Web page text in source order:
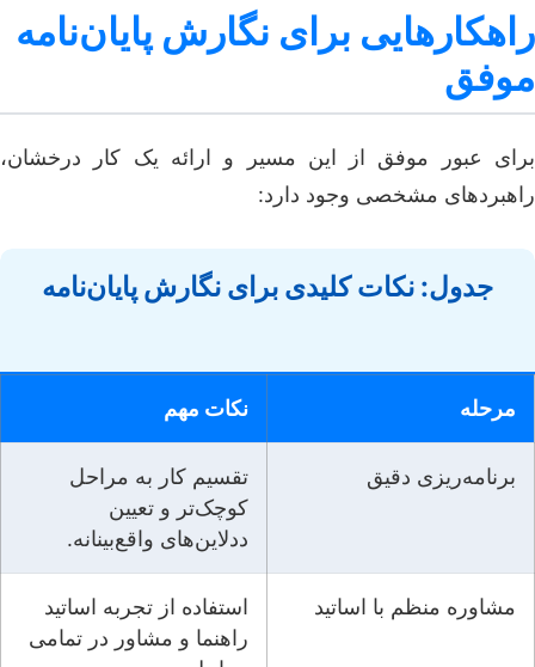
راهکارهایی برای نگارش پایان‌نامه
موفق
برای عبور موفق از این مسیر و ارائه یک کار درخشان،
راهبردهای مشخصی وجود دارد:
جدول: نکات کلیدی برای نگارش پایان‌نامه
مرحله نکات مهم
برنامه‌ریزی دقیق
تقسیم کار به مراحل
کوچک‌تر و تعیین
ددلاین‌های واقع‌بینانه.
مشاوره منظم با اساتید
استفاده از تجربه اساتید
راهنما و مشاور در تمامی